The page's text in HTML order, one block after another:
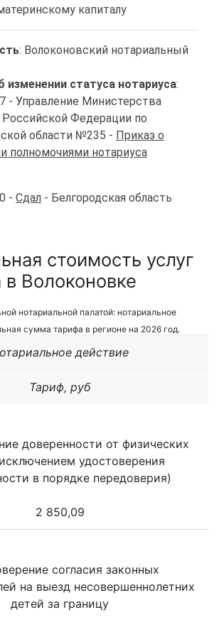
капиталу
: Волоконовский нотариальный
статуса нотариуса:
- Управление Министерства
Федерации по
области №235 - Приказ о
полномочиями нотариуса
- Сдал - Белгородская область
стоимость услуг
в Волоконовке
нотариальной палатой: нотариальное
сумма тарифа в регионе на 2026 год.
действие
Тариф, руб
доверенности от физических
удостоверения
в порядке передоверия)
2 850,09
согласия законных
на выезд несовершеннолетних
детей за границу